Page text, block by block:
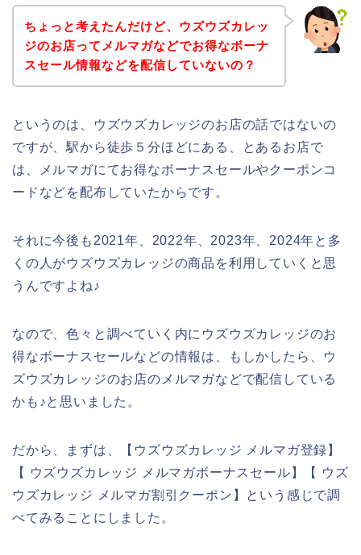
ちょっと考えたんだけど、ウズウズカレッ
ジのお店ってメルマガなどでお得なボーナ
スセール情報などを配信していないの？
というのは、ウズウズカレッジのお店の話ではないの
ですが、駅から徒歩５分ほどにある、とあるお店で
は、メルマガにてお得なボーナスセールやクーポンコ
ードなどを配布していたからです。
それに今後も2021年、2022年、2023年、2024年と多
くの人がウズウズカレッジの商品を利用していくと思
うんですよね♪
なので、色々と調べていく内にウズウズカレッジのお
得なボーナスセールなどの情報は、もしかしたら、ウ
ズウズカレッジのお店のメルマガなどで配信している
かも♪と思いました。
だから、まずは、【ウズウズカレッジ メルマガ登録】
【 ウズウズカレッジ メルマガボーナスセール】【 ウズ
ウズカレッジ メルマガ割引クーポン】という感じで調
べてみることにしました。